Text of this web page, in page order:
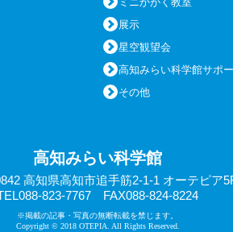
展示
星空観望会
高知みらい科学館サポ
その他
高知みらい科学館
高知県高知市追手筋2-1-1 オーテピア
823-7767 FAX088-824-8224
※掲載の記事・写真の無断転載を禁じます。
Copyright © 2018 OTEPIA. All Rights Reserved.